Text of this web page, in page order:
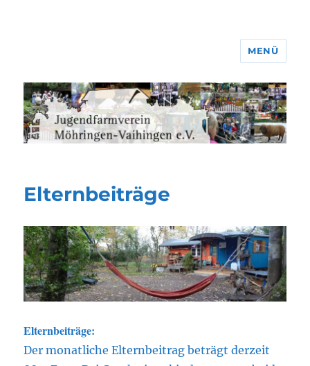
Jugendfarmverein Möhringen-
Vaihingen e.V.
MENÜ
Elternbeiträge
Elternbeiträge:
Der monatliche Elternbeitrag beträgt derzeit